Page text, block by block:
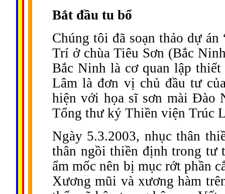
Bắt đầu tu bổ
Chúng tôi đã soạn thảo dự
Trí ở chùa Tiêu Sơn (Bắc
Bắc Ninh là cơ quan lập
Lâm là đơn vị chủ đầu tư
hiện với họa sĩ sơn mài Đào
Tổng thư ký Thiền viện Trúc
Ngày 5.3.2003, nhục thân
thân ngồi thiền định trong tư
ẩm mốc nên bị mục rớt phần
Xương mũi và xương hàm